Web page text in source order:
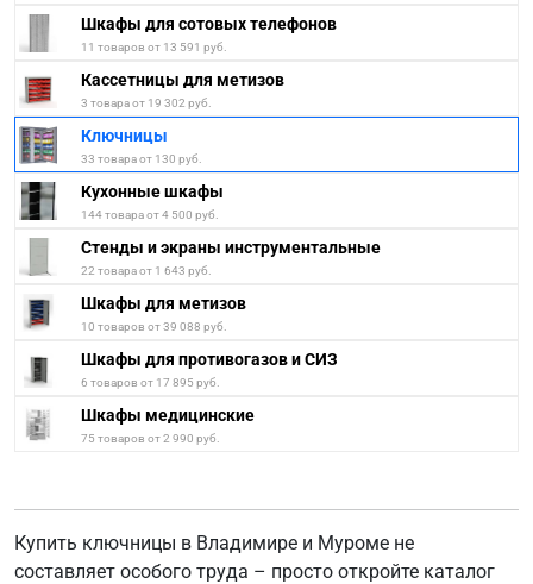
Шкафы для сотовых телефонов
11 товаров от 13 591 руб.
Кассетницы для метизов
3 товара от 19 302 руб.
Ключницы
33 товара от 130 руб.
Кухонные шкафы
144 товара от 4 500 руб.
Стенды и экраны инструментальные
22 товара от 1 643 руб.
Шкафы для метизов
10 товаров от 39 088 руб.
Шкафы для противогазов и СИЗ
6 товаров от 17 895 руб.
Шкафы медицинские
75 товаров от 2 990 руб.
Купить ключницы в Владимире и Муроме не
составляет особого труда – просто откройте каталог